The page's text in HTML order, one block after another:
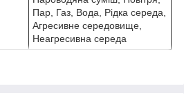
Пар, Газ, Вода, Рідка середа,
Агресивне середовище,
Неагресивна середа